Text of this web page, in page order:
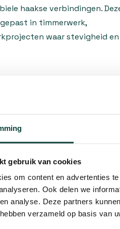
gebruik van cookies
om content en advertenties
Ook delen we
analyse. Deze partners
verzameld op basis van
haakse verbindingen.
in timmerwerk,
waar stevigheid en
realiseren van duurzame
en hoekverbindingen.
bestand tegen
als buitentoepassingen. De
tegen
aanzienlijk verlengt.
voldoende oppervlak om
materiaaldikte van 2 mm
tegen vervorming. De
die een eenvoudige